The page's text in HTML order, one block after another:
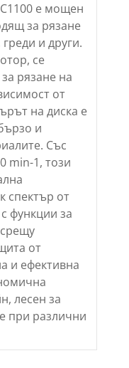
е мощен
за рязане
и други.
се
рязане на
от
на диска е
и
Със
min-1, този
спектър от
функции за
от
и ефективна
лесен за
при различни